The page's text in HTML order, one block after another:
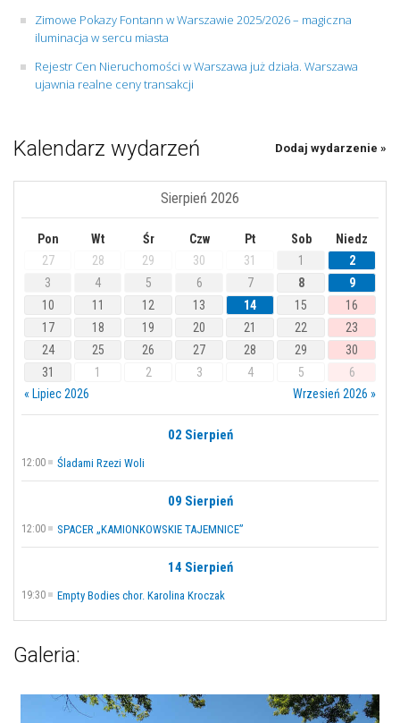
Zimowe Pokazy Fontann w Warszawie 2025/2026 – magiczna
iluminacja w sercu miasta
Rejestr Cen Nieruchomości w Warszawa już działa. Warszawa
ujawnia realne ceny transakcji
Kalendarz wydarzeń Dodaj wydarzenie »
Sierpień 2026
Pon Wt Śr Czw Pt Sob
Niedz
27
28 29 30 31 1
2
3
4 5 6 7 8
9
10
11 12 13 14 15
16
17
18 19 20 21 22
23
24
25 26 27 28 29
30
31
1 2 3 4 5
6
« Lipiec 2026
Wrzesień 2026 »
02 Sierpień
12:00 Śladami Rzezi Woli
09 Sierpień
12:00 SPACER „KAMIONKOWSKIE TAJEMNICE”
14 Sierpień
19:30 Empty Bodies chor. Karolina Kroczak
Galeria: